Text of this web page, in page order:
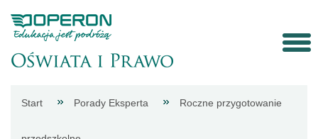
Start Porady Eksperta Roczne przygotowanie